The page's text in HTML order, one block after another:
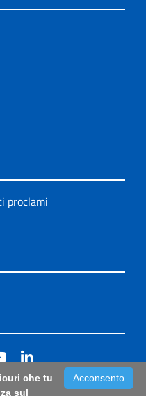
proclami
di prima istanza per
Acconsento
che tu
sul